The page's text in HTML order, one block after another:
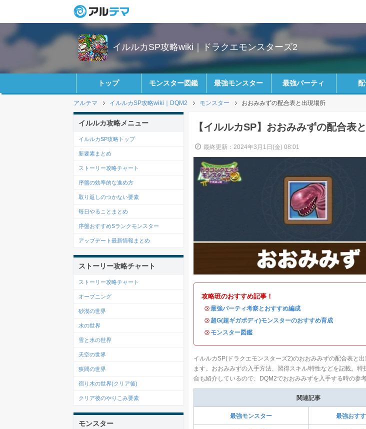
イルルカSP攻略wiki｜ドラクエモンスターズ2
トップ モンスター図鑑 最強モンスター 最強パーティ
アルテマ イルルカSP攻略wiki｜DQM2 モンスター おおみみずの配合表と出現場所
【イルルカSP】おおみみずの配合表
最終更新：2024年3月1日(金) 08:01
攻略班のおすすめ記事！
・最強パーティ考察とおすすめ編成
・超G(超ギガボディ)モンスターのおすすめ育成
・ モンスター図鑑
イルルカSP(ドラクエモンスターズ2)のおおみみずの配合表と
ます。おおみみずの入手方法、習得スキル/特性などを記載。特
合も紹介しているので、DQM2でおおみみずを入手する時の参
関連記事
最強モンスター 最強おす
イルルカ攻略メニュー
イルルカSP攻略トップ
新要素まとめ
ストーリー攻略チャート
序盤の効率的な進め方
取り返しのつかない要素
毎日やることまとめ
序盤おすすめSランクモンスター
アップデート最新情報まとめ
ストーリー攻略チャート
ストーリー攻略チャート
オープニング
砂漠の世界
水の世界
雪と氷の世界
天空の世界
狭間の世界
宿り木の世界(クリア後)
クリア後のやりこみ要素
モンスター